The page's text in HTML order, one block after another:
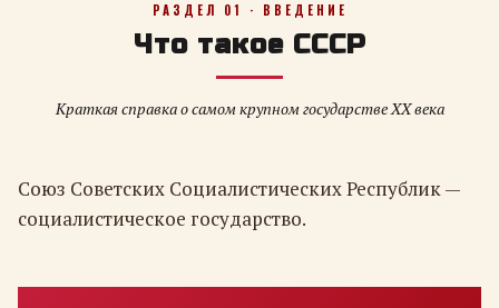
РАЗДЕЛ 01 · ВВЕДЕНИЕ
Что такое СССР
Краткая справка о самом крупном государстве XX века
Союз Советских Социалистических Республик —
социалистическое государство.